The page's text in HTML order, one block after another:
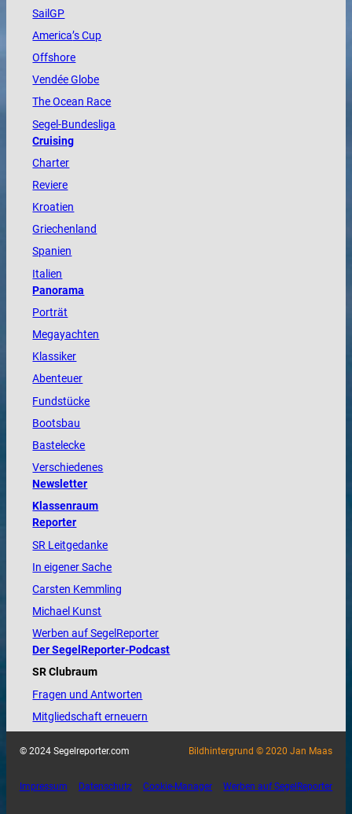
SailGP
America’s Cup
Offshore
VendéeGlobe
TheOcean Race
Segel-Bundesliga
Cruising
Charter
Reviere
Kroatien
Griechenland
Spanien
Italien
Panorama
Porträt
Megayachten
Klassiker
Abenteuer
Fundstücke
Bootsbau
Bastelecke
Verschiedenes
Newsletter
Klassenraum
Reporter
SR Leitgedanke
In eigener Sache
Carsten Kemmling
Michael Kunst
Werben auf SegelReporter
Der SegelReporter-Podcast
SR Clubraum
Fragen und Antworten
Mitgliedschaft erneuern
© 2024 Segelreporter.com Bildhintergrund © 2020 Jan Maas
Impressum Datenschutz Cookie-Manager Werben auf SegelReporter